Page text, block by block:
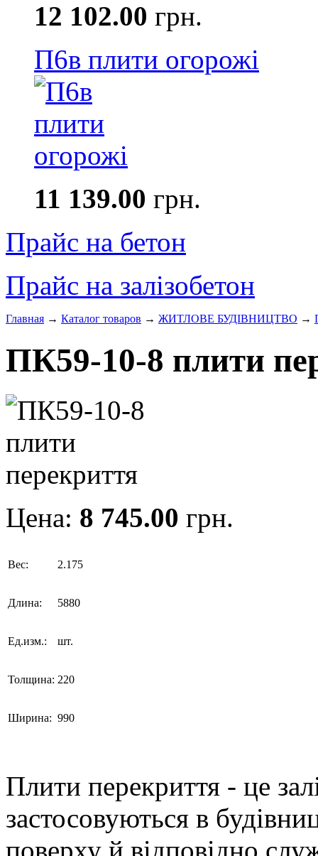
12 102.00 грн.
П6в плити огорожі
11 139.00 грн.
Прайс на бетон
Прайс на залізобетон
Главная → Каталог товаров → ЖИТЛОВЕ БУДIВНИЦТВО →
ПК59-10-8 плити
Цена: 8 745.00 грн.
Вес: 2.175
Длина: 5880
Ед.изм.: шт.
Толщина: 220
Ширина: 990
Плити перекриття - це
застосовуються в